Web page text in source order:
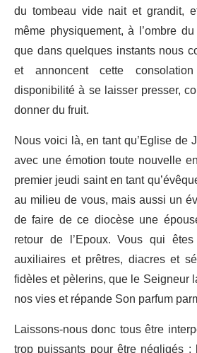
du tombeau vide nait et grandit,
même physiquement, à l’ombre
que dans quelques instants nous
et annoncent cette
disponibilité à se laisser presser,
donner du fruit.
Nous voici là, en tant qu’Eglise de
avec une émotion toute nouvelle
premier jeudi saint en tant
au milieu de vous, mais aussi un
de faire de ce diocèse une
retour de l’Epoux. Vous qui
auxiliaires et prêtres, diacres et
fidèles et pèlerins, que le Seigneur
nos vies et répande Son parfum
Laissons-nous donc tous être